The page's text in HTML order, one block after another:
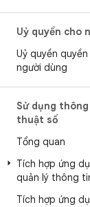
Uỷ quyền cho
Uỷ quyền
người dùng
Sử dụng
thuật số
Tổng quan
Tích hợp ứng
quản lý thông
Tích hợp ứng